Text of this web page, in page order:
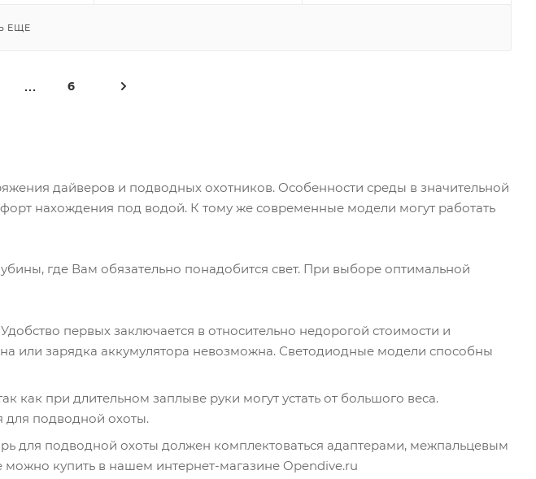
ЕЩЕ
6
дайверов и подводных охотников. Особенности среды в значительной
нахождения под водой. К тому же современные модели могут работать
где Вам обязательно понадобится свет. При выборе оптимальной
первых заключается в относительно недорогой стоимости и
или зарядка аккумулятора невозможна. Светодиодные модели способны
при длительном заплыве руки могут устать от большого веса.
для подводной охоты.
для подводной охоты должен комплектоваться адаптерами, межпальцевым
можно купить в нашем интернет-магазине Opendive.ru